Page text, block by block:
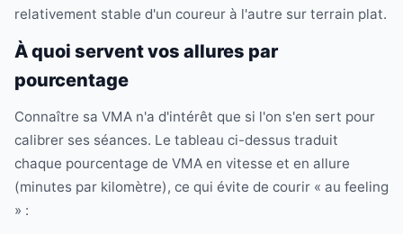
relativement stable d'un coureur à l'autre sur terrain plat.
À quoi servent vos allures par
pourcentage
Connaître sa VMA n'a d'intérêt que si l'on s'en sert pour
calibrer ses séances. Le tableau ci-dessus traduit
chaque pourcentage de VMA en vitesse et en allure
(minutes par kilomètre), ce qui évite de courir « au feeling
» :